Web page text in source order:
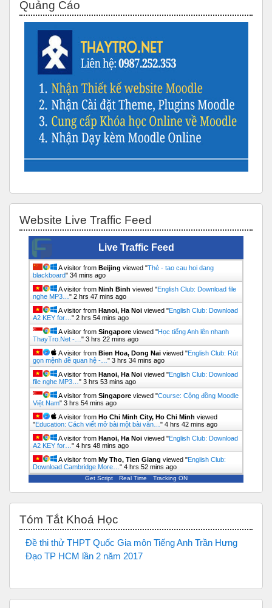
Quảng Cáo
Website Live Traffic Feed
Live Traffic Feed
A visitor from Beijing viewed "Thẻ - tao cau hoi dang
blackboard" 34 mins ago
A visitor from Ninh Binh viewed "English Club: Download file
nghe MP3… " 2 hrs 47 mins ago
A visitor from Hanoi, Ha Noi viewed "English Club: Download
A2 KEY for… " 2 hrs 54 mins ago
A visitor from Singapore viewed "Học tiếng Anh lên nhanh
ThayTro.Net -… " 3 hrs 22 mins ago
A visitor from Bien Hoa, Dong Nai viewed "English Club: Rút
gọn mệnh đề quan hệ -… " 3 hrs 34 mins ago
A visitor from Hanoi, Ha Noi viewed "English Club: Download
file nghe MP3… " 3 hrs 53 mins ago
A visitor from Singapore viewed "Course: Cộng đồng Moodle
Việt Nam" 3 hrs 54 mins ago
A visitor from Ho Chi Minh City, Ho Chi Minh viewed
"Education: Cách viết mở bài một bài văn… " 4 hrs 42 mins ago
A visitor from Hanoi, Ha Noi viewed "English Club: Download
A2 KEY for… " 4 hrs 48 mins ago
A visitor from My Tho, Tien Giang viewed "English Club:
Download Cambridge More… " 4 hrs 52 mins ago
Get Script Real Time Tracking ON
Tóm Tắt Khoá Học
Đề thi thử THPT Quốc Gia môn Tiếng Anh Trần Hưng
Đạo TP HCM lần 2 năm 2017